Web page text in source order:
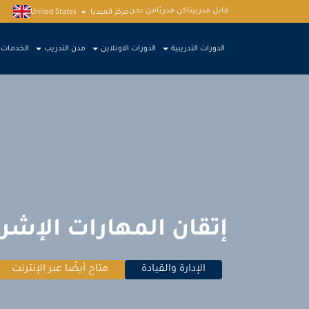
قابل مدربيناكن مدربًامن نحنمركز الميديا United States
الخدمات مدن التدريب الدورات الاونلاين الدورات التدريبية
إتقان المهارات
الإدارة والقيادة متاح أيضًا عبر الإنترنت